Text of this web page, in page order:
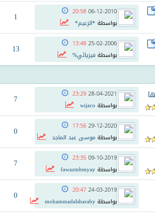
06-12-2010
20:58
بواسطة *الزعيم* 1
25-02-2006
13:48
بواسطةفيزيائي% 13
28-04-2021
23:29
بواسطة wijaco
7
29-12-2020
17:56
بواسطةموسى عبد الماجد 0
09-10-2019
23:35
بواسطةfawazmhmyay
7
24-03-2019
20:47
بواسطةmohammadalsharaby
0